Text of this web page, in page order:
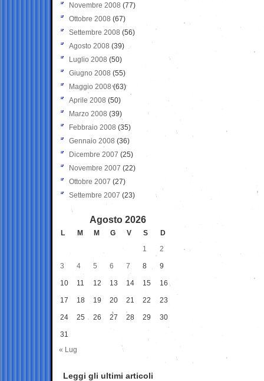
Novembre 2008 (77)
Ottobre 2008 (67)
Settembre 2008 (56)
Agosto 2008 (39)
Luglio 2008 (50)
Giugno 2008 (55)
Maggio 2008(63)
Aprile 2008 (50)
Marzo 2008 (39)
Febbraio 2008 (35)
Gennaio 2008 (36)
Dicembre 2007 (25)
Novembre 2007 (22)
Ottobre 2007 (27)
Settembre 2007 (23)
Agosto 2026
L M M G V S
D
1
2
3 4 5 6 7 8 9
10 11 12 13 14 15 16
17 18 19 20 21 22 23
24 25 26 27 28 29 30
31
« Lug
Leggi gli ultimi articoli